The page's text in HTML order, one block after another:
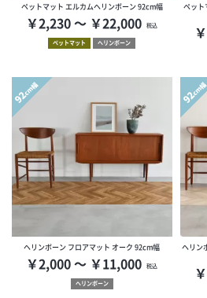
ペットマット エルカムヘリンボーン 92cm幅
￥2,230 ～ ￥22,000 税込
ペットマット ヘリンボーン
ペット
92cm幅
ヘリンボーン フロアマット オーク 92cm幅
￥2,000 ～ ￥11,000 税込
ヘリンボーン
92
cm
ヘリン